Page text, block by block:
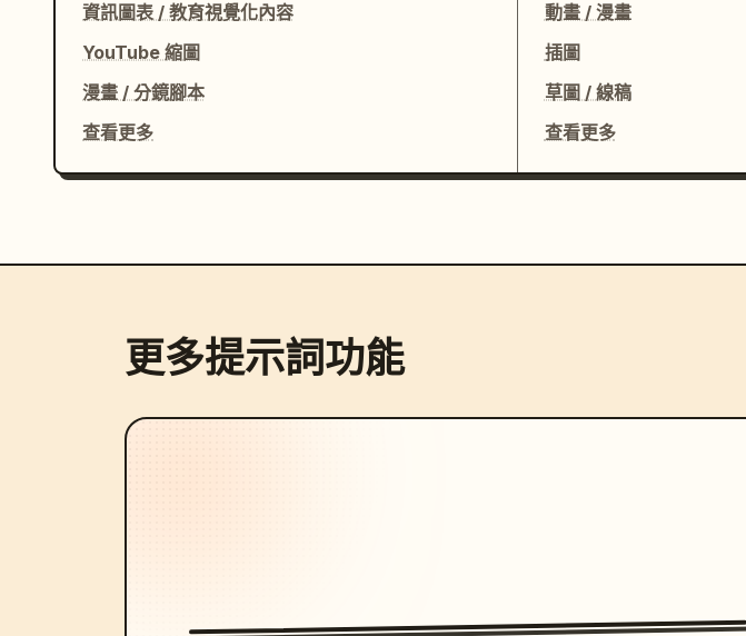
資訊圖表 / 教育視覺化內容
YouTube 縮圖
漫畫 / 分鏡腳本
查看更多
動畫 / 漫畫
插圖
草圖 / 線稿
查看更多
更多提示詞功能